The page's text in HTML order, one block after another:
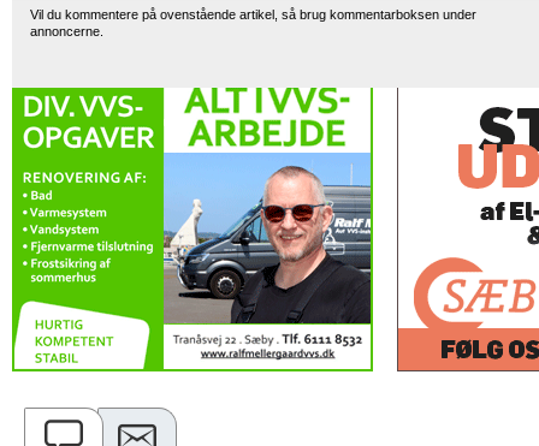
Vil du kommentere på ovenstående artikel, så brug kommentarboksen under
annoncerne.